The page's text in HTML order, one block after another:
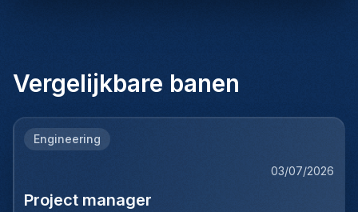
Vergelijkbare banen
Engineering
03/07/2026
Project manager